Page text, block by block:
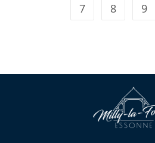
7
8 9